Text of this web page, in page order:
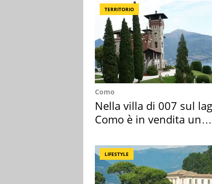
TERRITORIO
Como
Nella villa di 007 sul
Como è in vendita un
LIFESTYLE